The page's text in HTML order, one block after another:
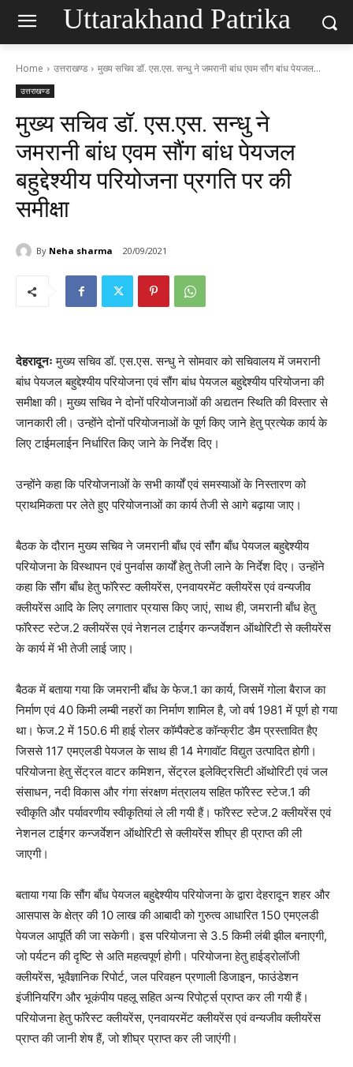
Uttarakhand Patrika
Home उत्तराखण्ड मुख्य सचिव डॉ. एस.एस. सन्धु ने जमरानी बांध एवम सौंग बांध पेयजल...
उत्तराखण्ड
मुख्य सचिव डॉ. एस.एस. सन्धु ने
जमरानी बांध एवम सौंग बांध पेयजल
बहुद्देश्यीय परियोजना प्रगति पर की
समीक्षा
By Neha sharma 20/09/2021
देहरादूनः मुख्य सचिव डॉ. एस.एस. सन्धु ने सोमवार को सचिवालय में जमरानी
बांध पेयजल बहुद्देश्यीय परियोजना एवं सौंग बांध पेयजल बहुद्देश्यीय परियोजना की
समीक्षा की। मुख्य सचिव ने दोनों परियोजनाओं की अद्यतन स्थिति की विस्तार से
जानकारी ली। उन्होंने दोनों परियोजनाओं के पूर्ण किए जाने हेतु प्रत्येक कार्य के
लिए टाईमलाईन निर्धारित किए जाने के निर्देश दिए।
उन्होंने कहा कि परियोजनाओं के सभी कार्यों एवं समस्याओं के निस्तारण को
प्राथमिकता पर लेते हुए परियोजनाओं का कार्य तेजी से आगे बढ़ाया जाए।
बैठक के दौरान मुख्य सचिव ने जमरानी बाँध एवं सौंग बाँध पेयजल बहुद्देश्यीय
परियोजना के विस्थापन एवं पुनर्वास कार्यों हेतु तेजी लाने के निर्देश दिए। उन्होंने
कहा कि सौंग बाँध हेतु फॉरेस्ट क्लीयरेंस, एनवायरमेंट क्लीयरेंस एवं वन्यजीव
क्लीयरेंस आदि के लिए लगातार प्रयास किए जाएं, साथ ही, जमरानी बाँध हेतु
फॉरेस्ट स्टेज.2 क्लीयरेंस एवं नेशनल टाईगर कन्जर्वेशन ऑथोरिटी से क्लीयरेंस
के कार्य में भी तेजी लाई जाए।
बैठक में बताया गया कि जमरानी बाँध के फेज.1 का कार्य, जिसमें गोला बैराज का
निर्माण एवं 40 किमी लम्बी नहरों का निर्माण शामिल है, जो वर्ष 1981 में पूर्ण हो गया
था। फेज.2 में 150.6 मी हाई रोलर कॉम्पैक्टेड कॉन्क्रीट डैम प्रस्तावित हैए
जिससे 117 एमएलडी पेयजल के साथ ही 14 मेगावॉट विद्युत उत्पादित होगी।
परियोजना हेतु सेंट्रल वाटर कमिशन, सेंट्रल इलेक्ट्रिसिटी ऑथोरिटी एवं जल
संसाधन, नदी विकास और गंगा संरक्षण मंत्रालय सहित फॉरेस्ट स्टेज.1 की
स्वीकृति और पर्यावरणीय स्वीकृतियां ले ली गयी हैं। फॉरेस्ट स्टेज.2 क्लीयरेंस एवं
नेशनल टाईगर कन्जर्वेशन ऑथोरिटी से क्लीयरेंस शीघ्र ही प्राप्त की ली
जाएगी।
बताया गया कि सौंग बाँध पेयजल बहुद्देश्यीय परियोजना के द्वारा देहरादून शहर और
आसपास के क्षेत्र की 10 लाख की आबादी को गुरुत्व आधारित 150 एमएलडी
पेयजल आपूर्ति की जा सकेगी। इस परियोजना से 3.5 किमी लंबी झील बनाएगी,
जो पर्यटन की दृष्टि से अति महत्वपूर्ण होगी। परियोजना हेतु हाईड्रोलॉजी
क्लीयरेंस, भूवैज्ञानिक रिपोर्ट, जल परिवहन प्रणाली डिजाइन, फाउंडेशन
इंजीनियरिंग और भूकंपीय पहलू सहित अन्य रिपोर्ट्स प्राप्त कर ली गयी हैं।
परियोजना हेतु फॉरेस्ट क्लीयरेंस, एनवायरमेंट क्लीयरेंस एवं वन्यजीव क्लीयरेंस
प्राप्त की जानी शेष हैं, जो शीघ्र प्राप्त कर ली जाएंगी।